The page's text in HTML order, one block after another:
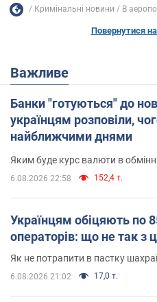
Кримінальні новини В
Повернутися
Важливе
Банки "готуються" до
українцям розповіли,
найближчими днями
Яким буде курс валюти в
6.08.2026 22:58 152,4 т.
Українцям обіцяють по
операторів: що не так з
Як не потрапити в пастку
6.08.2026 21:02 17,0 т.